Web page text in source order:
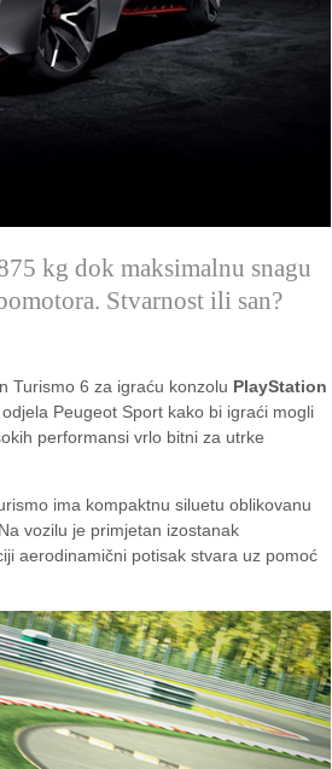
kg dok maksimalnu snagu
Stvarnost ili san?
Turismo 6 za igraću konzolu PlayStation
Peugeot Sport kako bi igraći mogli
performansi vrlo bitni za utrke
ima kompaktnu siluetu oblikovanu
vozilu je primjetan izostanak
aerodinamični potisak stvara uz pomoć